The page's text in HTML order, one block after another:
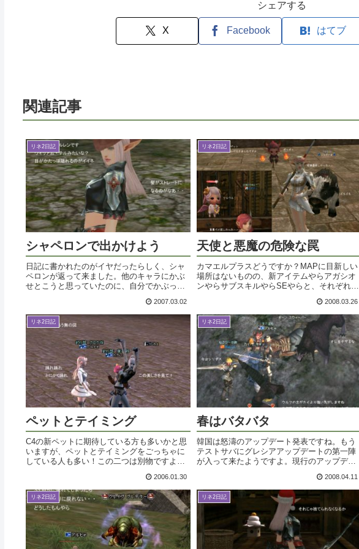
シェアする
X Facebook はてブ
関連記事
リネ2日記
シャペロンで出かけよう
日記に書かれたのがイヤだったらしく、シャ
ペロンが返って来ました。他のキャラにかぶ
せとこうと思っていたのに、自分でかぶって
なかで、しばらくはこれで行こうかと思っち
ゃいました。もうゴキヒャじゃないのよ！
触...
2007.03.02
リネ2日記
天使と悪魔の危険な罠
カマエルプラスどうですか？MAPに目新しい
場所はないものの、新アイテムやらアガシオ
ンやらサブスキルやらSEやらと、それぞれに
ね。アガシオンですが。悪魔を取ろうとした
らまずいきなりバイキングハット(゜口゜...
2008.03.26
リネ2日記
ペットとテイミング
C4の新ペットに期待している方も多いかと思
いますが、ペットとテイミングをごっちゃに
している人も多い！この二つは別物ですよ
コ・里芋・二羽トリの三種類のペット。それ
ぞれLv24～26から受けることができる...
2006.01.30
リネ2日記
春はバタバタ
韓国は怒濤のアップデート発表ですね。もう
テストサバにグレシアアップデートの第一陣
が入って来たようですよ。現行のアップデー
になったところだけ。あくまでも私の予測の
範囲を出ませんので、鵜呑みにしないよう
に...
2008.04.11
リネ2日記 リネ2日記